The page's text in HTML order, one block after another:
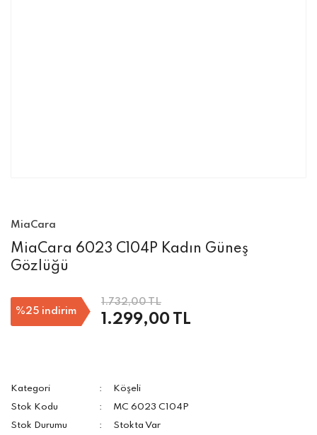
MiaCara
MiaCara 6023 C104P Kadın Güneş
Gözlüğü
%25 indirim
1.732,00 TL
1.299,00 TL
Kategori
Köşeli
Stok Kodu
MC 6023 C104P
Stok Durumu
Stokta Var